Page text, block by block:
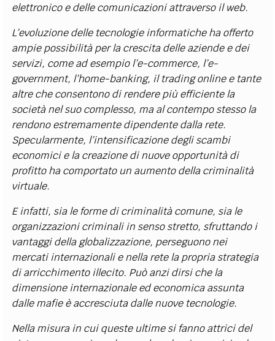
elettronico e delle comunicazioni attraverso il web.
L’evoluzione delle tecnologie informatiche ha offerto
ampie possibilità per la crescita delle aziende e dei
servizi, come ad esempio l’e-commerce, l’e-
government, l’home-banking, il trading online e tante
altre che consentono di rendere più efficiente la
società nel suo complesso, ma al contempo stesso la
rendono estremamente dipendente dalla rete.
Specularmente, l’intensificazione degli scambi
economici e la creazione di nuove opportunità di
profitto ha comportato un aumento della criminalità
virtuale.
E infatti, sia le forme di criminalità comune, sia le
organizzazioni criminali in senso stretto, sfruttando i
vantaggi della globalizzazione, perseguono nei
mercati internazionali e nella rete la propria strategia
di arricchimento illecito. Può anzi dirsi che la
dimensione internazionale ed economica assunta
dalle mafie è accresciuta dalle nuove tecnologie.
Nella misura in cui queste ultime si fanno attrici del